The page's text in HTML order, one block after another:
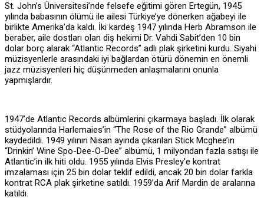
St. John’s Üniversitesi’nde felsefe eğitimi gören Ertegün, 1945
yılında babasının ölümü ile ailesi Türkiye’ye dönerken ağabeyi ile
birlikte Amerika’da kaldı. İki kardeş 1947 yılında Herb Abramson ile
beraber, aile dostları olan diş hekimi Dr. Vahdi Sabit’den 10 bin
dolar borç alarak “Atlantic Records” adlı plak şirketini kurdu. Siyahi
müzisyenlerle arasındaki iyi bağlardan ötürü dönemin en önemli
jazz müzisyenleri hiç düşünmeden anlaşmalarını onunla
yapmışlardır.
1947’de Atlantic Records albümlerini çıkarmaya başladı. İlk olarak
stüdyolarında Harlemaies’in “The Rose of the Rio Grande” albümü
kaydedildi. 1949 yılının Nisan ayında çıkarılan Stick Mcghee’in
“Drinkin’ Wine Spo-Dee-O-Dee” albümü, 1 milyondan fazla satışı ile
Atlantic’in ilk hiti oldu. 1955 yılında Elvis Presley’e kontrat
imzalaması için 25 bin dolar teklif edildi, ancak 20 bin dolar farkla
kontrat RCA plak şirketine satıldı. 1959’da Arif Mardin de aralarına
katıldı.